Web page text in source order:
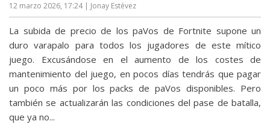
12 marzo 2026, 17:24 | Jonay Estévez
La subida de precio de los paVos de Fortnite supone un
duro varapalo para todos los jugadores de este mítico
juego. Excusándose en el aumento de los costes de
mantenimiento del juego, en pocos días tendrás que pagar
un poco más por los packs de paVos disponibles. Pero
también se actualizarán las condiciones del pase de batalla,
que ya no...